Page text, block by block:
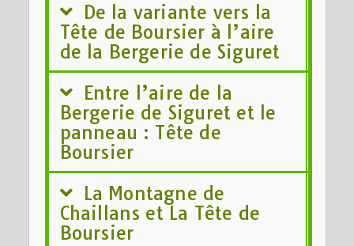
De la variante vers la
Tête de Boursier à l’aire
de la Bergerie de Siguret
Entre l’aire de la
Bergerie de Siguret et le
panneau : Tête de
Boursier
La Montagne de
Chaillans et La Tête de
Boursier